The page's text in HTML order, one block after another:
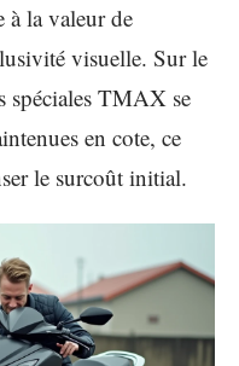
à la valeur de
visuelle. Sur le
spéciales TMAX se
en cote, ce
le surcoût initial.